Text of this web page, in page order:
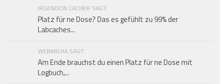
IRGENDEIN CACHER SAGT:
Platz für ne Dose? Das es gefühlt zu 99% der
Labcaches...
WEBMICHA SAGT:
Am Ende brauchst du einen Platz für ne Dose mit
Logbuch,...